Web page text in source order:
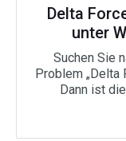
Delta
unter
Suchen Sie
Problem „Delta
Dann ist